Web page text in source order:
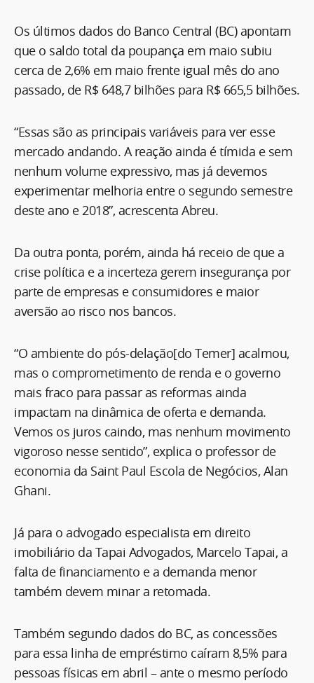
Os últimos dados do Banco Central (BC) apontam
que o saldo total da poupança em maio subiu
cerca de 2,6% em maio frente igual mês do ano
passado, de R$ 648,7 bilhões para R$ 665,5 bilhões.
“Essas são as principais variáveis para ver esse
mercado andando. A reação ainda é tímida e sem
nenhum volume expressivo, mas já devemos
experimentar melhoria entre o segundo semestre
deste ano e 2018”, acrescenta Abreu.
Da outra ponta, porém, ainda há receio de que a
crise política e a incerteza gerem insegurança por
parte de empresas e consumidores e maior
aversão ao risco nos bancos.
“O ambiente do pós-delação[do Temer] acalmou,
mas o comprometimento de renda e o governo
mais fraco para passar as reformas ainda
impactam na dinâmica de oferta e demanda.
Vemos os juros caindo, mas nenhum movimento
vigoroso nesse sentido”, explica o professor de
economia da Saint Paul Escola de Negócios, Alan
Ghani.
Já para o advogado especialista em direito
imobiliário da Tapai Advogados, Marcelo Tapai, a
falta de financiamento e a demanda menor
também devem minar a retomada.
Também segundo dados do BC, as concessões
para essa linha de empréstimo caíram 8,5% para
pessoas físicas em abril – ante o mesmo período